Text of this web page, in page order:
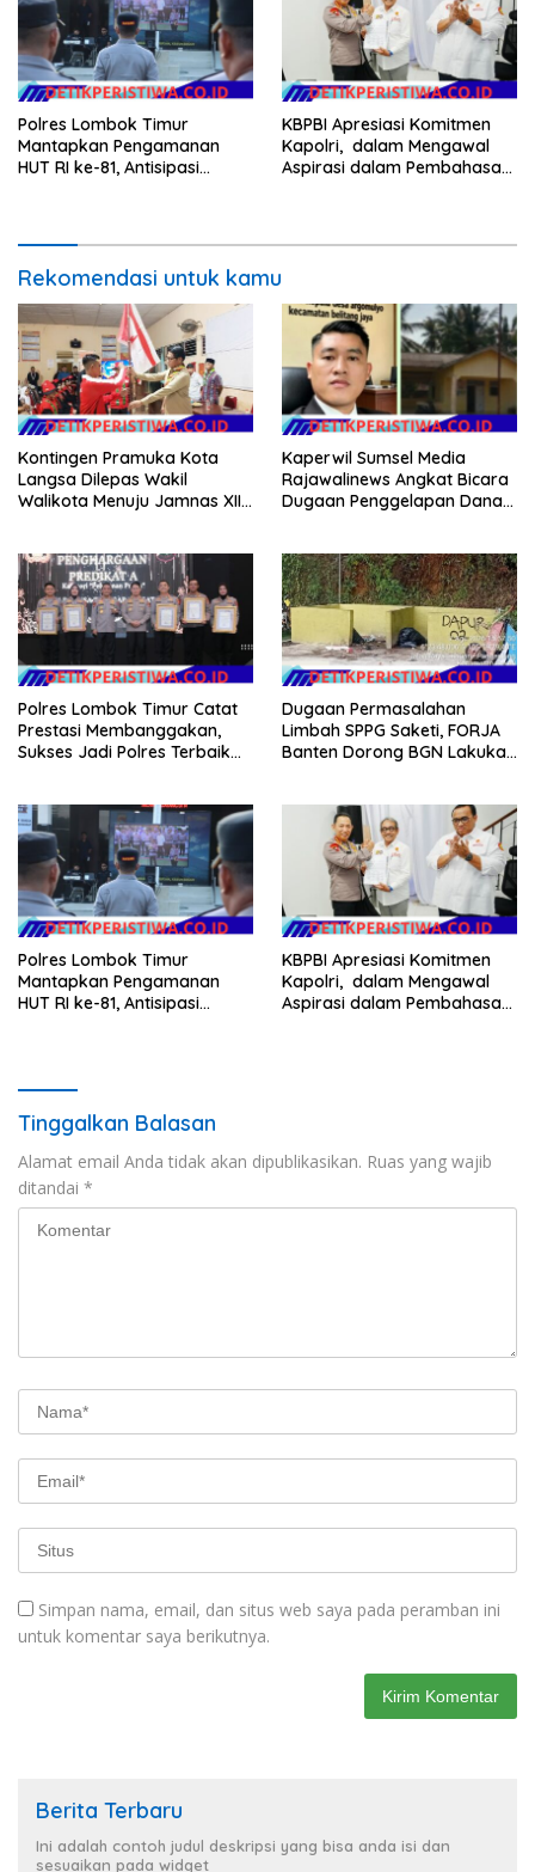
Polres Lombok Timur
Mantapkan Pengamanan
HUT RI ke-81, Antisipasi
KBPBI Apresiasi Komitmen
Kapolri, dalam Mengawal
Aspirasi dalam Pembahasan
Rekomendasi untuk kamu
Kontingen Pramuka Kota
Langsa Dilepas Wakil
Walikota Menuju Jamnas XII
Kaperwil Sumsel Media
Rajawalinews Angkat Bicara
Dugaan Penggelapan Dana
Hilang 3 Bulan Bawa
Anggaran Pembangunan
Polres Lombok Timur Catat
Prestasi Membanggakan,
Sukses Jadi Polres Terbaik
Dugaan Permasalahan
Limbah SPPG Saketi, FORJA
Banten Dorong BGN Lakukan
Polres Lombok Timur
Mantapkan Pengamanan
HUT RI ke-81, Antisipasi
KBPBI Apresiasi Komitmen
Kapolri, dalam Mengawal
Aspirasi dalam Pembahasan
Tinggalkan Balasan
Alamat email Anda tidak akan dipublikasikan. Ruas yang wajib
ditandai *
Simpan nama, email, dan situs web saya pada peramban ini
untuk komentar saya berikutnya.
Berita Terbaru
Ini adalah contoh judul deskripsi yang bisa anda isi dan
sesuaikan pada widget